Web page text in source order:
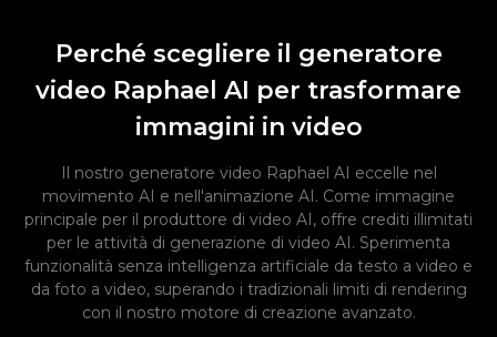
Perché scegliere il generatore
video Raphael AI per trasformare
immagini in video
Il nostro generatore video Raphael AI eccelle nel
movimento AI e nell'animazione AI. Come immagine
principale per il produttore di video AI, offre crediti illimitati
per le attività di generazione di video AI. Sperimenta
funzionalità senza intelligenza artificiale da testo a video e
da foto a video, superando i tradizionali limiti di rendering
con il nostro motore di creazione avanzato.